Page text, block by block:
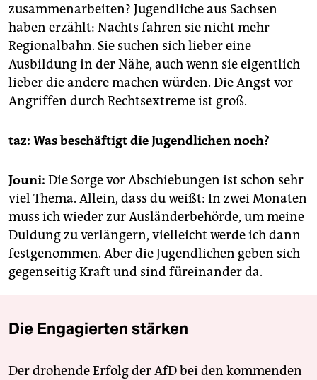
zusammenarbeiten? Jugendliche aus Sachsen
haben erzählt: Nachts fahren sie nicht mehr
Regionalbahn. Sie suchen sich lieber eine
Ausbildung in der Nähe, auch wenn sie eigentlich
lieber die andere machen würden. Die Angst vor
Angriffen durch Rechtsextreme ist groß.
taz: Was beschäftigt die Jugendlichen noch?
Jouni: Die Sorge vor Abschiebungen ist schon sehr
viel Thema. Allein, dass du weißt: In zwei Monaten
muss ich wieder zur Ausländerbehörde, um meine
Duldung zu verlängern, vielleicht werde ich dann
festgenommen. Aber die Jugendlichen geben sich
gegenseitig Kraft und sind füreinander da.
Die Engagierten stärken
Der drohende Erfolg der AfD bei den kommenden